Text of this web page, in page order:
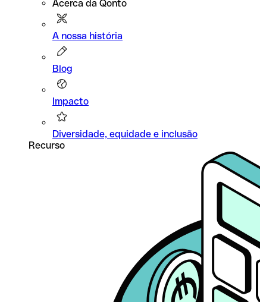
Acerca da Qonto
A nossa história
Blog
Impacto
Diversidade, equidade e inclusão
Recurso